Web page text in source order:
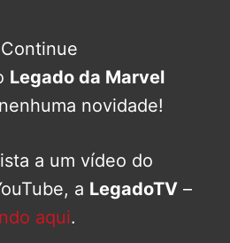
Legado da Marvel
novidade!
a um vídeo do
a LegadoTV –
aqui.